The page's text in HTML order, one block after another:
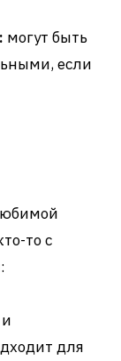
могут быть
если
то с
для